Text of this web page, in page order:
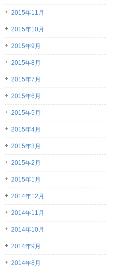
2015年11月
2015年10月
2015年9月
2015年8月
2015年7月
2015年6月
2015年5月
2015年4月
2015年3月
2015年2月
2015年1月
2014年12月
2014年11月
2014年10月
2014年9月
2014年8月